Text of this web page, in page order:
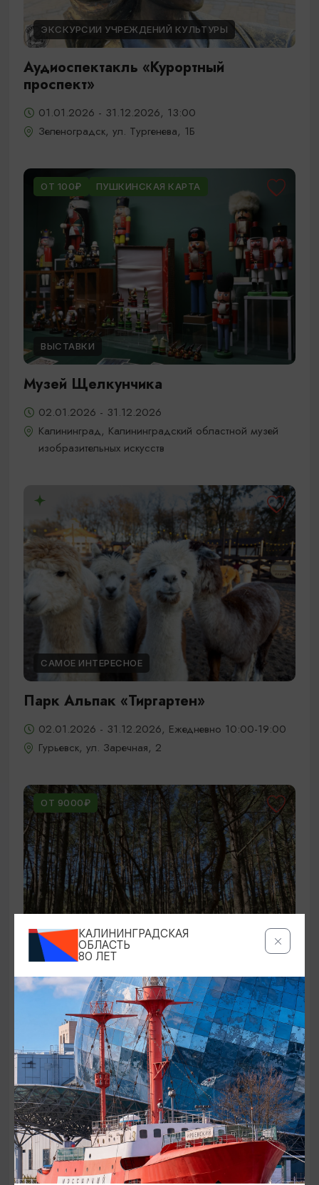
ЭКСКУРСИИ УЧРЕЖДЕНИЙ КУЛЬТУРЫ
Аудиоспектакль «Курортный
проспект»
01.01.2026 - 31.12.2026, 13:00
Зеленоградск, ул. Тургенева, 1Б
ОТ 100₽ ПУШКИНСКАЯ КАРТА
ВЫСТАВКИ
Музей Щелкунчика
02.01.2026 - 31.12.2026
Калининград, Калининградский областной музей
изобразительных искусств
САМОЕ ИНТЕРЕСНОЕ
Парк Альпак «Тиргартен»
02.01.2026 - 31.12.2026, Ежедневно 10:00-19:00
Гурьевск, ул. Заречная, 2
ОТ 9000₽
ЭКСКУРСИИ УЧРЕЖДЕНИЙ КУЛЬТУРЫ
Аудиоспектакль «Истории Куршской
косы»
01.02.2026 - 31.12.2026, 13:00
Куршская коса
ОТ 2500₽
КАЛИНИНГРАДСКАЯ
ОБЛАСТЬ
80 ЛЕТ